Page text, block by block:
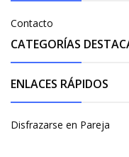
Contacto
CATEGORÍAS
ENLACES RÁPIDOS
Disfrazarse en Pareja